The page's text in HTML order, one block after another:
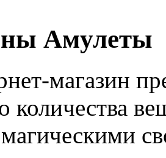
Амулеты
магазин
количества